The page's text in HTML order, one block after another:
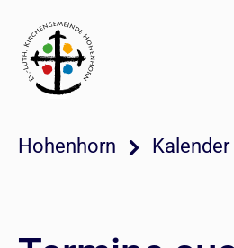
Hohenhorn Kalender